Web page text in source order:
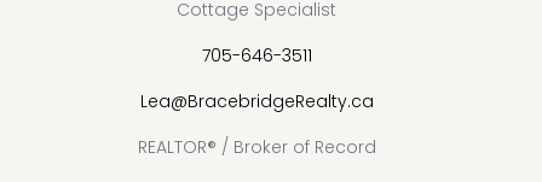
Cottage Specialist
705-646-3511
Lea@BracebridgeRealty.ca
REALTOR® / Broker of Record